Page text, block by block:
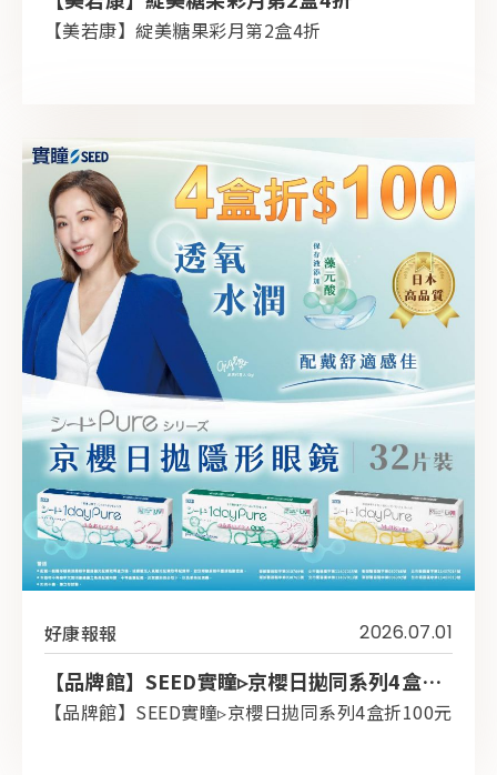
【美若康】綻美糖果彩月第2盒4折
好康報報 2026.07.01
【品牌館】SEED實瞳▹京櫻日拋同系列4盒折100元
【品牌館】SEED實瞳▹京櫻日拋同系列4盒折100元